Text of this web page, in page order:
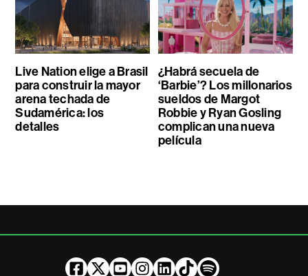
Live Nation elige a Brasil
para construir la mayor
arena techada de
Sudamérica: los
detalles
¿Habrá secuela de
‘Barbie’? Los millonarios
sueldos de Margot
Robbie y Ryan Gosling
complican una nueva
película